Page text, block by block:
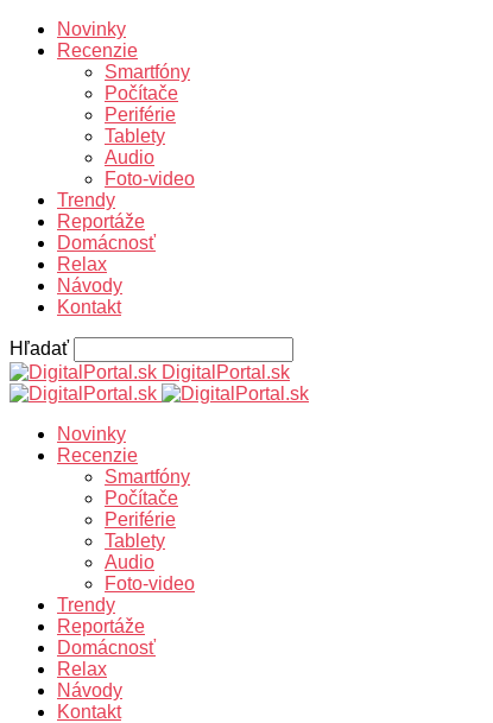
Novinky
Recenzie
Smartfóny
Počítače
Periférie
Tablety
Audio
Foto-video
Trendy
Reportáže
Domácnosť
Relax
Návody
Kontakt
Hľadať
DigitalPortal.sk
Novinky
Recenzie
Smartfóny
Počítače
Periférie
Tablety
Audio
Foto-video
Trendy
Reportáže
Domácnosť
Relax
Návody
Kontakt